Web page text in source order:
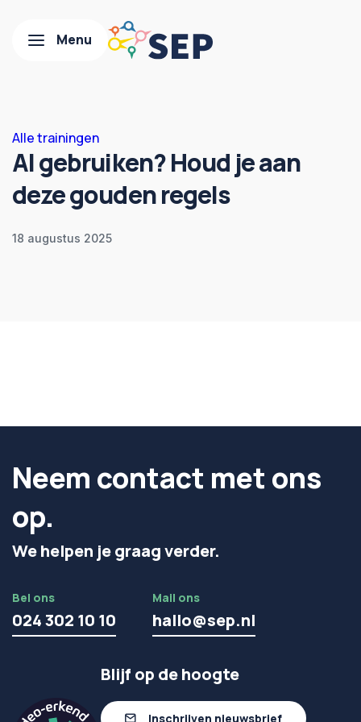
Alle trainingen
AI gebruiken? Houd je aan
deze gouden regels
18 augustus 2025
Neem contact met ons
op.
We helpen je graag verder.
Bel ons
024 302 10 10
Mail ons
hallo@sep.nl
Blijf op de hoogte
Inschrijven nieuwsbrief